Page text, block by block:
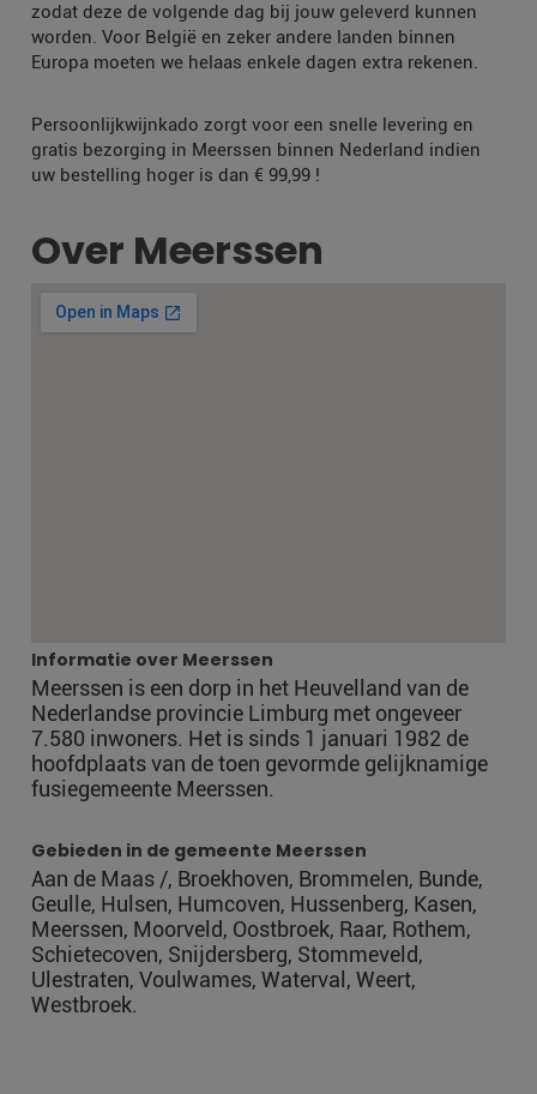
zodat deze de volgende dag bij jouw geleverd kunnen
worden. Voor België en zeker andere landen binnen
Europa moeten we helaas enkele dagen extra rekenen.
Persoonlijkwijnkado zorgt voor een snelle levering en
gratis bezorging in Meerssen binnen Nederland indien
uw bestelling hoger is dan € 99,99 !
Over Meerssen
Informatie over Meerssen
Meerssen is een dorp in het Heuvelland van de
Nederlandse provincie Limburg met ongeveer
7.580 inwoners. Het is sinds 1 januari 1982 de
hoofdplaats van de toen gevormde gelijknamige
fusiegemeente Meerssen.
Gebieden in de gemeente Meerssen
Aan de Maas /, Broekhoven, Brommelen, Bunde,
Geulle, Hulsen, Humcoven, Hussenberg, Kasen,
Meerssen, Moorveld, Oostbroek, Raar, Rothem,
Schietecoven, Snijdersberg, Stommeveld,
Ulestraten, Voulwames, Waterval, Weert,
Westbroek.